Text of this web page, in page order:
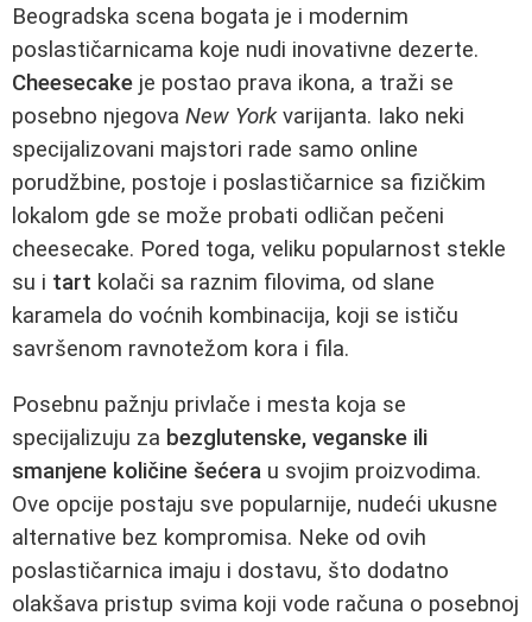
Beogradska scena bogata je i modernim
poslastičarnicama koje nudi inovativne dezerte.
Cheesecake je postao prava ikona, a traži se
posebno njegova New Yorkvarijanta. Iako neki
specijalizovani majstori rade samo online
porudžbine, postoje i poslastičarnice sa fizičkim
lokalom gde se može probati odličan pečeni
cheesecake. Pored toga, veliku popularnost stekle
su i tart kolači sa raznim filovima, od slane
karamela do voćnih kombinacija, koji se ističu
savršenom ravnotežom kora i fila.
Posebnu pažnju privlače i mesta koja se
specijalizuju za bezglutenske, veganske ili
smanjene količine šećera u svojim proizvodima.
Ove opcije postaju sve popularnije, nudeći ukusne
alternative bez kompromisa. Neke od ovih
poslastičarnica imaju i dostavu, što dodatno
olakšava pristup svima koji vode računa o posebnoj